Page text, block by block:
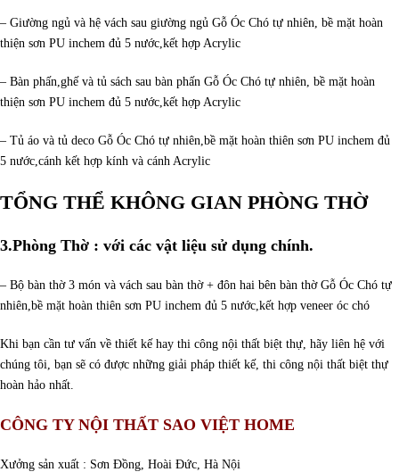
– Giường ngủ và hệ vách sau giường ngủ Gỗ Óc Chó tự nhiên, bề mặt hoàn
thiện sơn PU inchem đủ 5 nước,kết hợp Acrylic
– Bàn phấn,ghế và tủ sách sau bàn phấn Gỗ Óc Chó tự nhiên, bề mặt hoàn
thiện sơn PU inchem đủ 5 nước,kết hợp Acrylic
– Tủ áo và tủ deco Gỗ Óc Chó tự nhiên,bề mặt hoàn thiên sơn PU inchem đủ
5 nước,cánh kết hợp kính và cánh Acrylic
TỔNG THỂ KHÔNG GIAN PHÒNG THỜ
3.Phòng Thờ : với các vật liệu sử dụng chính.
– Bộ bàn thờ 3 món và vách sau bàn thờ + đôn hai bên bàn thờ Gỗ Óc Chó tự
nhiên,bề mặt hoàn thiên sơn PU inchem đủ 5 nước,kết hợp veneer óc chó
Khi bạn cần tư vấn về thiết kế hay thi công nội thất biệt thự, hãy liên hệ với
chúng tôi, bạn sẽ có được những giải pháp thiết kế, thi công nội thất biệt thự
hoàn hảo nhất.
CÔNG TY NỘI THẤT SAO VIỆT HOME
Xưởng sản xuất : Sơn Đồng, Hoài Đức, Hà Nội